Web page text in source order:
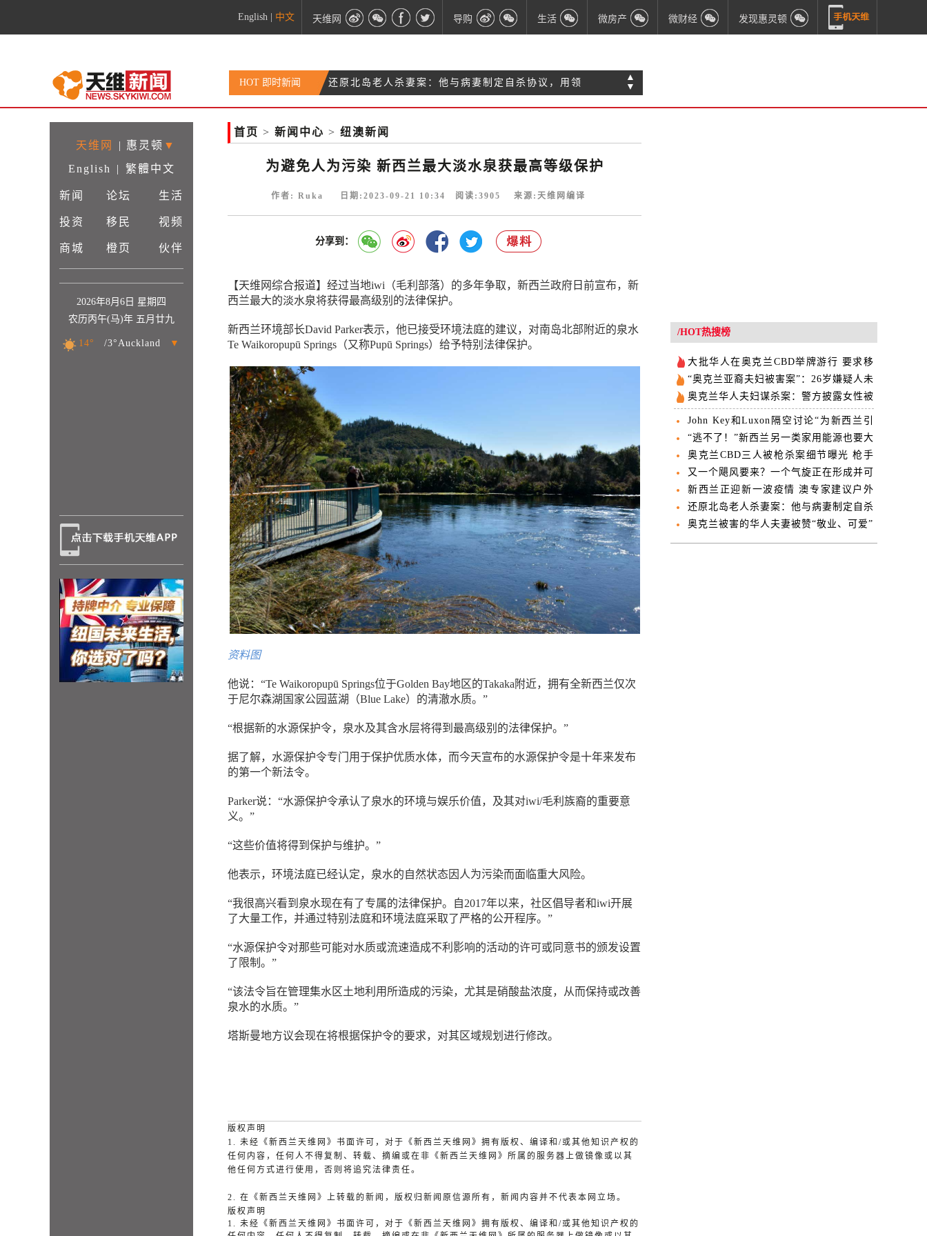
English 中文 天维网 导购 生活 微房产 微财经 发现惠灵顿
HOT 即时新闻 还原北岛老人杀妻案：他与病妻制定自杀协议，用领
带勒死妻子
资金
为什么新西兰油价比澳洲高一大截？专家道出原因
▲
▼
天维网 | 惠灵顿 ▼
English
| 繁體中文
新闻 论坛 生活
投资 移民 视频
商城 橙页 伙伴
2026年8月6日 星期四
农历丙午(马)年 五月廿九
14° /3°Auckland ▼
首页 > 新闻中心 > 纽澳新闻
为避免人为污染 新西兰最大淡水泉获最高等级保护
作者: Ruka 日期:2023-09-21 10:34 阅读: 3905 来源:天维网编译
分享到：
【天维网综合报道】经过当地iwi（毛利部落）的多年争取，新西兰政府日前宣布，新
西兰最大的淡水泉将获得最高级别的法律保护。
新西兰环境部长David Parker表示，他已接受环境法庭的建议，对南岛北部附近的泉水
Te Waikoropupū Springs（又称Pupū Springs）给予特别法律保护。
资料图
他说：“Te Waikoropupū Springs位于Golden Bay地区的Takaka附近，拥有全新西兰仅次
于尼尔森湖国家公园蓝湖（Blue Lake）的清澈水质。”
“根据新的水源保护令，泉水及其含水层将得到最高级别的法律保护。”
据了解，水源保护令专门用于保护优质水体，而今天宣布的水源保护令是十年来发布
的第一个新法令。
Parker说：“水源保护令承认了泉水的环境与娱乐价值，及其对iwi/毛利族裔的重要意
义。”
“这些价值将得到保护与维护。”
他表示，环境法庭已经认定，泉水的自然状态因人为污染而面临重大风险。
“我很高兴看到泉水现在有了专属的法律保护。自2017年以来，社区倡导者和iwi开展
了大量工作，并通过特别法庭和环境法庭采取了严格的公开程序。”
“水源保护令对那些可能对水质或流速造成不利影响的活动的许可或同意书的颁发设置
了限制。”
“该法令旨在管理集水区土地利用所造成的污染，尤其是硝酸盐浓度，从而保持或改善
泉水的水质。”
塔斯曼地方议会现在将根据保护令的要求，对其区域规划进行修改。
版权声明
1. 未经《新西兰天维网》书面许可，对于《新西兰天维网》拥有版权、编译和/或其他知识产权的
任何内容，任何人不得复制、转载、摘编或在非《新西兰天维网》所属的服务器上做镜像或以其
他任何方式进行使用，否则将追究法律责任。
2. 在《新西兰天维网》上转载的新闻，版权归新闻原信源所有，新闻内容并不代表本网立场。
版权声明
1. 未经《新西兰天维网》书面许可，对于《新西兰天维网》拥有版权、编译和/或其他知识产权的
/HOT热搜榜
大批华人在奥克兰CBD举牌游行 要求移
民局公平使用NSC
“奥克兰亚裔夫妇被害案”：26岁嫌疑人未
提出抗辩
奥克兰华人夫妇谋杀案：警方披露女性被
害人尸检结果
John Key和Luxon隔空讨论“为新西兰引
入大熊猫”
“逃不了！”新西兰另一类家用能源也要大
幅涨价
奥克兰CBD三人被枪杀案细节曝光 枪手
说“要让他们得到最坏结果”
又一个飓风要来？一个气旋正在形成并可
能影响新西兰
新西兰正迎新一波疫情 澳专家建议户外
庆祝圣诞
还原北岛老人杀妻案：他与病妻制定自杀
协议，用领带勒死妻子
奥克兰被害的华人夫妻被赞“敬业、可爱”